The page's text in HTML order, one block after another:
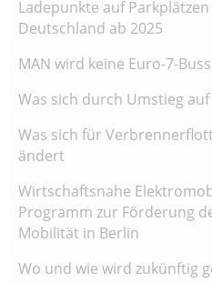
Ladepunkte auf
Deutschland ab 2025
MAN wird keine Euro-7-
Was sich durch Umstieg
Was sich für
ändert
Wirtschaftsnahe
Programm zur Förderung
Mobilität in Berlin
Wo und wie wird zukünftig